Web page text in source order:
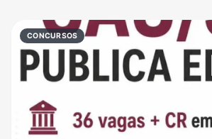
Notícias Outros Política
CONCURSOS